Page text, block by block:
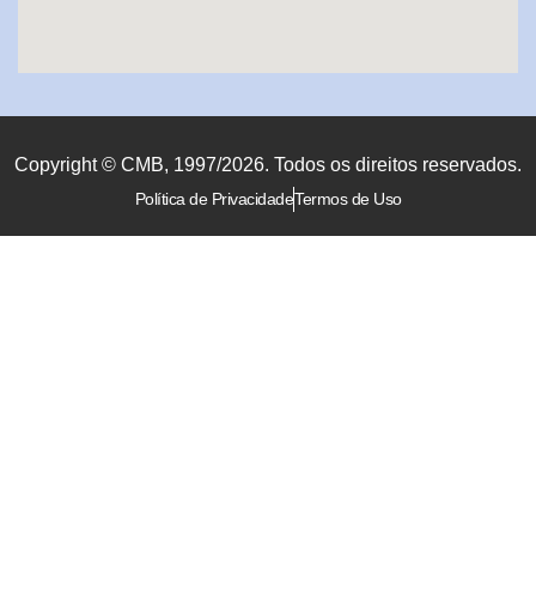
Copyright © CMB, 1997/2026. Todos os direitos reservados.
Política de PrivacidadeTermos de Uso